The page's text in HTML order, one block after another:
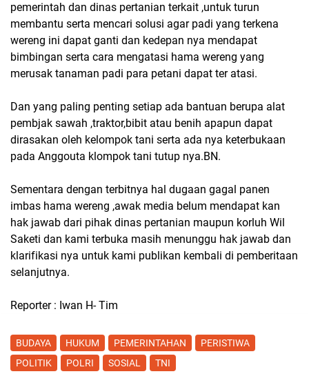
pemerintah dan dinas pertanian terkait ,untuk turun
membantu serta mencari solusi agar padi yang terkena
wereng ini dapat ganti dan kedepan nya mendapat
bimbingan serta cara mengatasi hama wereng yang
merusak tanaman padi para petani dapat ter atasi.
Dan yang paling penting setiap ada bantuan berupa alat
pembjak sawah ,traktor,bibit atau benih apapun dapat
dirasakan oleh kelompok tani serta ada nya keterbukaan
pada Anggouta klompok tani tutup nya.BN.
Sementara dengan terbitnya hal dugaan gagal panen
imbas hama wereng ,awak media belum mendapat kan
hak jawab dari pihak dinas pertanian maupun korluh Wil
Saketi dan kami terbuka masih menunggu hak jawab dan
klarifikasi nya untuk kami publikan kembali di pemberitaan
selanjutnya.
Reporter : Iwan H- Tim
BUDAYA HUKUM PEMERINTAHAN
PERISTIWA
POLITIK
POLRI SOSIAL TNI